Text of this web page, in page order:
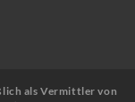
als Vermittler von